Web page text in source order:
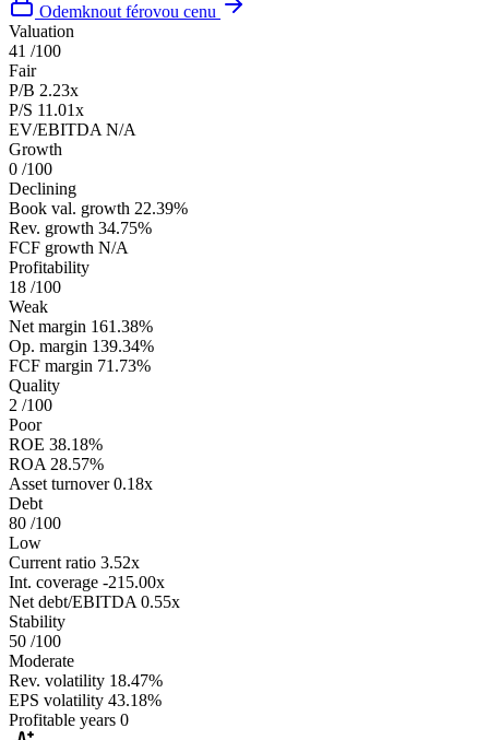
Odemknout férovou cenu
Valuation
41 /100
Fair
P/B 2.23x
P/S 11.01x
EV/EBITDA N/A
Growth
0 /100
Declining
Book val. growth 22.39%
Rev. growth 34.75%
FCF growth N/A
Profitability
18 /100
Weak
Net margin 161.38%
Op. margin 139.34%
FCF margin 71.73%
Quality
2 /100
Poor
ROE 38.18%
ROA 28.57%
Asset turnover 0.18x
Debt
80 /100
Low
Current ratio 3.52x
Int. coverage -215.00x
Net debt/EBITDA 0.55x
Stability
50 /100
Moderate
Rev. volatility 18.47%
EPS volatility 43.18%
Profitable years 0